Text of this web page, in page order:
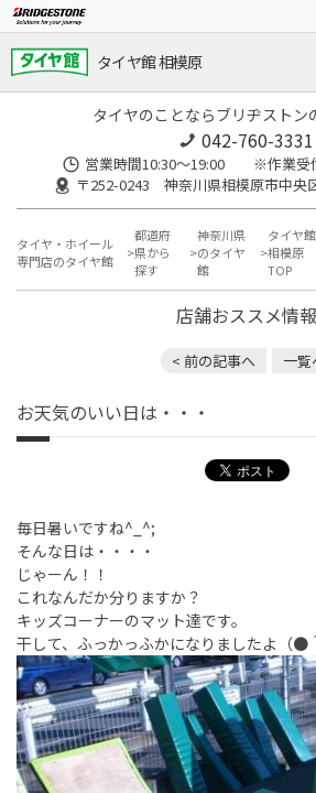
タイヤ館 相模原
タイヤのことならブリヂストン
042-760-3331
営業時間10:30～19:00 ※作業受
〒252-0243 神奈川県相模原市中央
タイヤ・ホイール
専門店のタイヤ館
都道府
県から
探す
神奈川県
のタイヤ
館
タイヤ館
相模原
TOP
店舗おススメ情報
< 前の記事へ 一覧
お天気のいい日は・・・
毎日暑いですね^_^;
そんな日は・・・・
じゃーん！！
これなんだか分りますか？
キッズコーナーのマット達です。
干して、ふっかっふかになりましたよ（●